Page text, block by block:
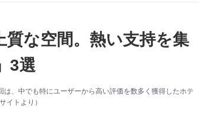
質な空間。熱い支持を集
3選
、中でも特にユーザーから高い評価を数多く獲得したホテ
イトより）